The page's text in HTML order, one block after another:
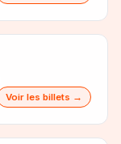
Voir les billets →